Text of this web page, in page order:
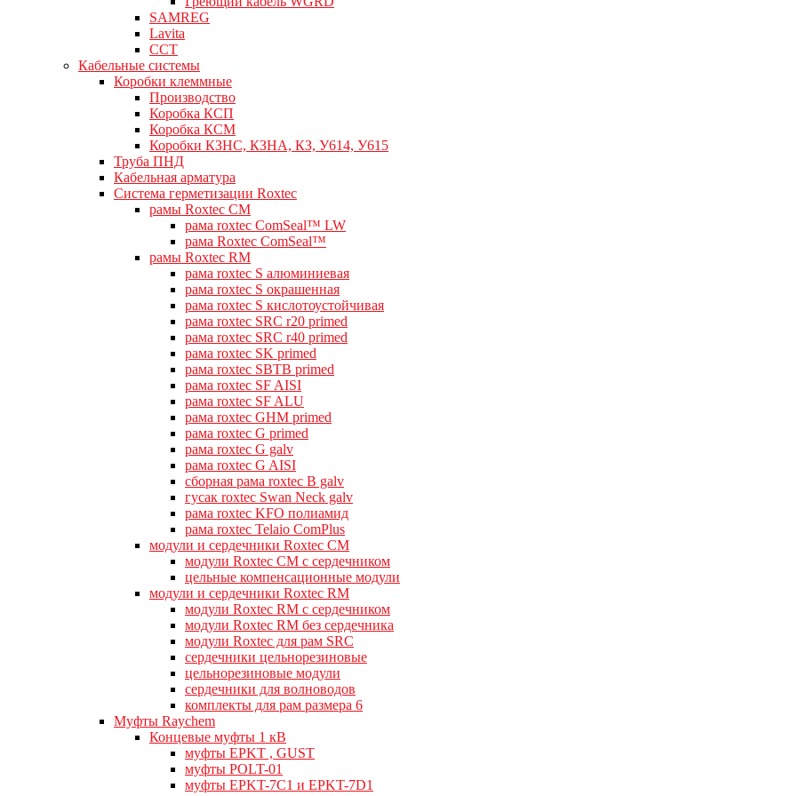
SAMREG
Lavita
CCT
Кабельные системы
Коробки клеммные
Производство
Коробка КСП
Коробка КСМ
Коробки КЗНС, КЗНА, КЗ, У614, У615
Труба ПНД
Кабельная арматура
Система герметизации Roxtec
рамы Roxtec CM
рама roxtec ComSeal™ LW
рама Roxtec ComSeal™
рамы Roxtec RM
рама roxtec S алюминиевая
рама roxtec S окрашенная
рама roxtec S кислотоустойчивая
рама roxtec SRC r20 primed
рама roxtec SRC r40 primed
рама roxtec SK primed
рама roxtec SBTB primed
рама roxtec SF AISI
рама roxtec SF ALU
рама roxtec GHM primed
рама roxtec G primed
рама roxtec G galv
рама roxtec G AISI
сборная рама roxtec B galv
гусак roxtec Swan Neck galv
рама roxtec KFO полиамид
рама roxtec Telaio ComPlus
модули и сердечники Roxtec CM
модули Roxtec CM с сердечником
цельные компенсационные модули
модули и сердечники Roxtec RM
модули Roxtec RM с сердечником
модули Roxtec RM без сердечника
модули Roxtec для рам SRC
сердечники цельнорезиновые
цельнорезиновые модули
сердечники для волноводов
комплекты для рам размера 6
Муфты Raychem
Концевые муфты 1 кВ
муфты EPKT , GUST
муфты POLT-01
муфты EPKT-7C1 и EPKT-7D1